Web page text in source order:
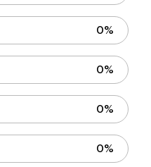
0%
0%
0%
0%